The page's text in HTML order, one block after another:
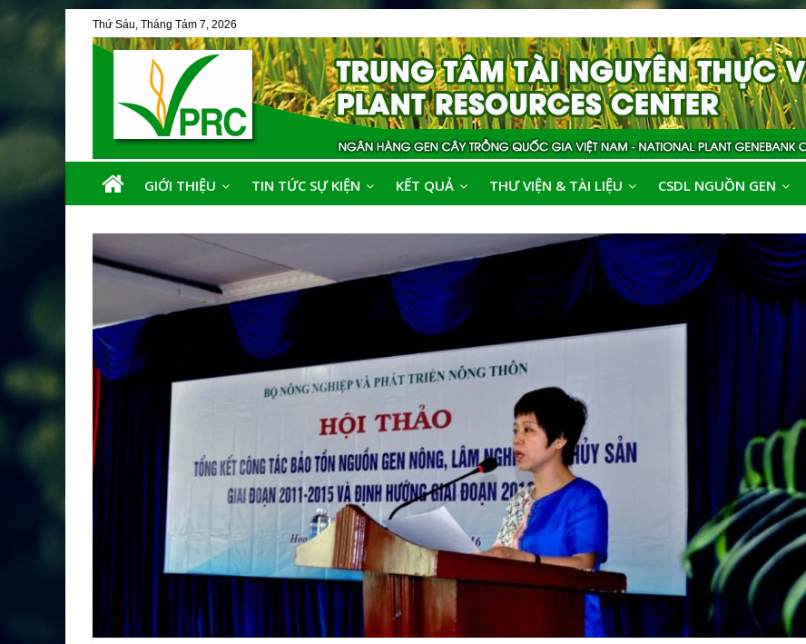
Thứ Sáu, Tháng Tám 7, 2026
GIỚI THIỆU TIN TỨC SỰ KIỆN KẾT QUẢ THƯ VIỆN & TÀI LIỆU CSDL NGUỒN GEN